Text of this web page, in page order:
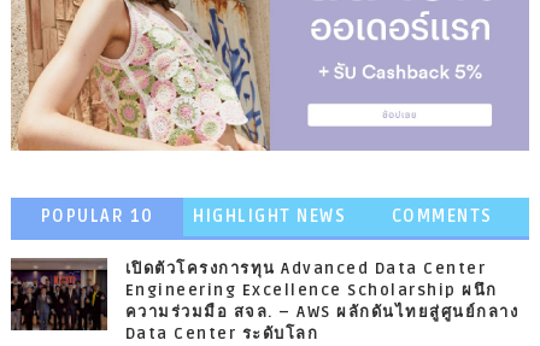
POPULAR 10 HIGHLIGHT NEWS COMMENTS
เปิดตัวโครงการทุน Advanced Data Center
Engineering Excellence Scholarship ผนึก
ความร่วมมือ สจล. – AWS ผลักดันไทยสู่ศูนย์กลาง
Data Center ระดับโลก